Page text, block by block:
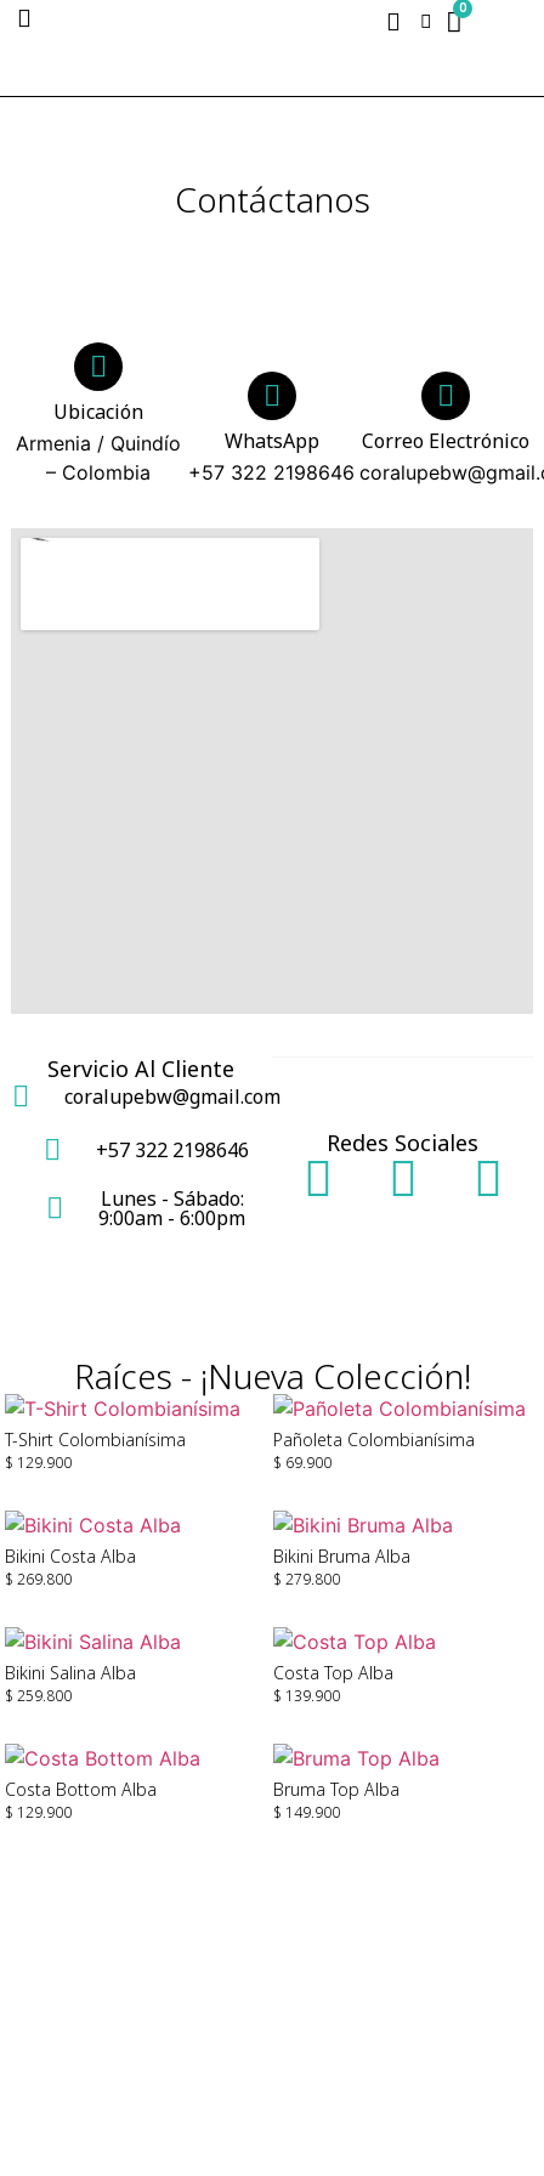
0
Contáctanos
Ubicación
Armenia / Quindío
– Colombia
WhatsApp
+57 322 2198646
Correo Electrónico
Servicio Al Cliente
coralupebw@gmail.com
+57 322 2198646
Lunes - Sábado:
9:00am - 6:00pm
Redes Sociales
Raíces - ¡Nueva Colección!
T-Shirt Colombianísima
$ 129.900
Pañoleta Colombianísima
$ 69.900
Bikini Costa Alba
$ 269.800
Bikini Bruma Alba
$ 279.800
Bikini Salina Alba
$ 259.800
Costa Top Alba
$ 139.900
Costa Bottom Alba
$ 129.900
Bruma Top Alba
$ 149.900